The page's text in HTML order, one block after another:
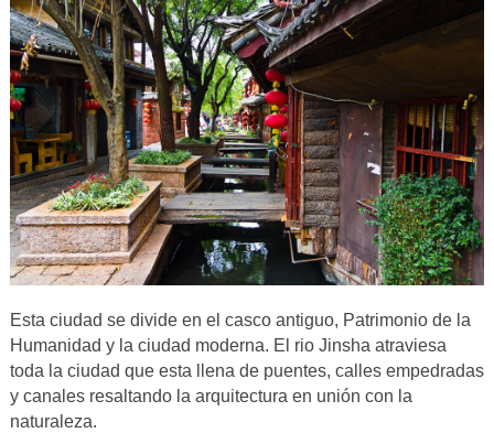
Esta ciudad se divide en el casco antiguo, Patrimonio de la
Humanidad y la ciudad moderna. El rio Jinsha atraviesa
toda la ciudad que esta llena de puentes, calles empedradas
y canales resaltando la arquitectura en unión con la
naturaleza.